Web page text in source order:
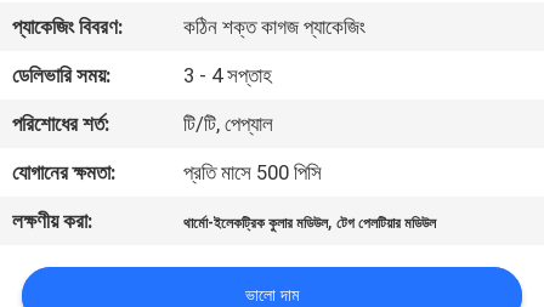
মান
নিয়ন্ত্রণ
করুন
খবর
প্যাকেজিং বিবরণ:
কঠিন শক্ত কাগজ প্যাকেজিং
ডেলিভারি সময়:
3 - 4 সপ্তাহ
পরিশোধের শর্ত:
টি/টি, পেপ্যাল
যোগানের ক্ষমতা:
প্রতি মাসে 500 পিসি
লক্ষণীয় করা:
থার্মো-ইলেকট্রিক কুলার মডিউল,টেগ পেলটিয়ার মডিউল
ভালো দাম